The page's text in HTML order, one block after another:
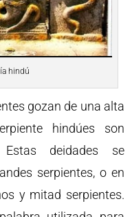
hindú
gozan de una alta
hindúes son
deidades se
serpientes, o en
y mitad serpientes.